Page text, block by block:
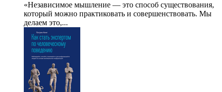
«Независимое мышление — это способ существования,
который можно практиковать и совершенствовать. Мы
делаем это,...